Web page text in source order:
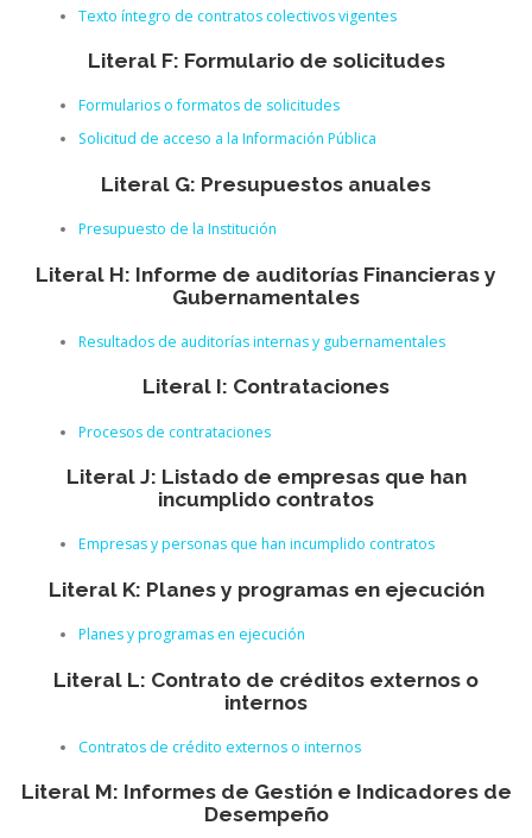
Texto íntegro de contratos colectivos vigentes
Literal F: Formulario de solicitudes
Formularios o formatos de solicitudes
Solicitud de acceso a la Información Pública
Literal G: Presupuestos anuales
Presupuesto de la Institución
Literal H: Informe de auditorías Financieras y
Gubernamentales
Resultados de auditorías internas y gubernamentales
Literal I: Contrataciones
Procesos de contrataciones
Literal J: Listado de empresas que han
incumplido contratos
Empresas y personas que han incumplido contratos
Literal K: Planes y programas en ejecución
Planes y programas en ejecución
Literal L: Contrato de créditos externos o
internos
Contratos de crédito externos o internos
Literal M: Informes de Gestión e Indicadores de
Desempeño